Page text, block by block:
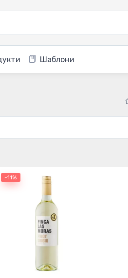
Шаблони
-11%